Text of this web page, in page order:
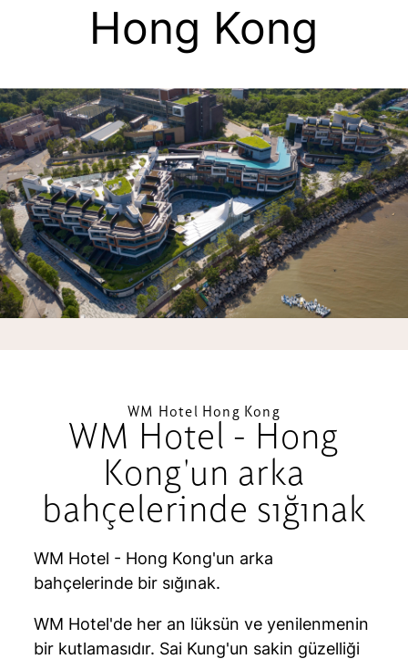
Hong Kong
WM Hotel Hong Kong
WM Hotel - Hong
Kong'un arka
bahçelerinde sığınak
WM Hotel - Hong Kong'un arka
bahçelerinde bir sığınak.
WM Hotel'de her an lüksün ve yenilenmenin
bir kutlamasıdır. Sai Kung'un sakin güzelliği